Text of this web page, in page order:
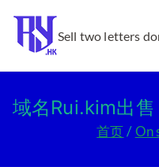
内
Ry.hk
Sell two letters
域名Rui.kim出售
首页 On